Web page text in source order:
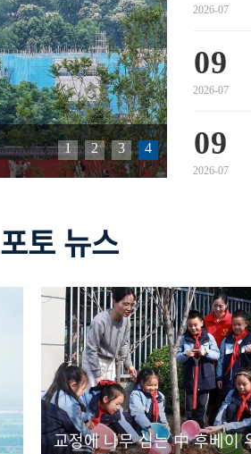
1 2 3 4
2026-07
09
2026-07
09
2026-07
포토 뉴스
교정에 나무 심는 中 후베이